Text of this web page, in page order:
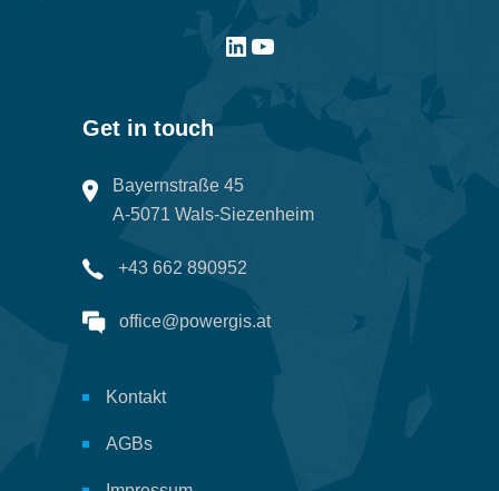
Get in touch
Bayernstraße 45
A-5071 Wals-Siezenheim
+43 662 890952
office@powergis.at
Kontakt
AGBs